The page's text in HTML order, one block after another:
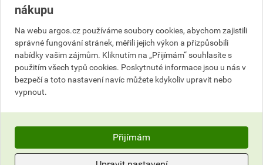
Výrobky značky:
Popis
ANT10049 Elektroizolační páska 211
PVC/25x10x0,13/žlutá
nákupu
Na webu argos.cz používáme soubory cookies, abychom zajistili
správné fungování stránek, měřili jejich výkon a přizpůsobili
nabídky vašim zájmům. Kliknutím na „Přijímám“ souhlasíte s
použitím všech typů cookies. Poskytnuté informace jsou u nás v
bezpečí a toto nastavení navíc můžete kdykoliv upravit nebo
vypnout.
Přijímám